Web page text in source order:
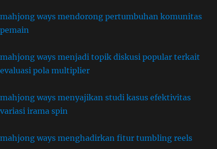
mahjong ways mendorong pertumbuhan komunitas
pemain
mahjong ways menjadi topik diskusi popular terkait
evaluasi pola multiplier
mahjong ways menyajikan studi kasus efektivitas
variasi irama spin
mahjong ways menghadirkan fitur tumbling reels